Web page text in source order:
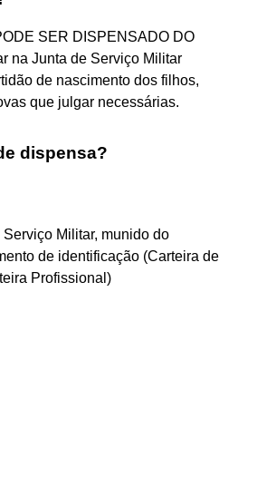
SER DISPENSADO DO
na Junta de Serviço Militar
de nascimento dos filhos,
que julgar necessárias.
dispensa?
Militar, munido do
de identificação (Carteira de
Profissional)